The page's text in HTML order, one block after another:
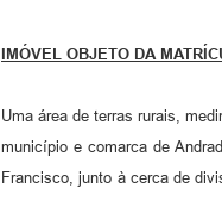
IMÓVEL OBJETO DA
Uma área de terras rurais,
município e comarca de
Francisco, junto à cerca de